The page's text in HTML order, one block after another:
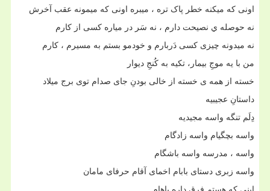
اونی که میکنه خطر پاک تره ، میبره اونی که میمونه عقب آخرش
نه حوصله ي نصیحت دارم ، نه سَر در میاره کسی از کارم
نه میدونه چیزی کسی دَربارم و خودمو بستم به مسیرم ، کارم
من با یه موجِ بیمار، تکیه به کُنجِ دیوار
خسته از همه ی خسته از خالی بودنِ جای صدام توی برج میلاد
داستانِ عجیبیه
دِلَم تنگه واسه مجیدیه
واسه بچگیام واسه زادگام
واسه ، مدرسه واسه باشگام
واسه زبری دستای بابام اخمای آقام حرفای مامان